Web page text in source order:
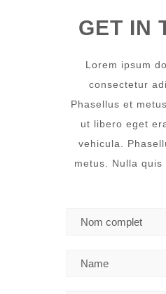
GET IN
Lorem ipsum
consectetur
Phasellus et
ut libero eget
vehicula.
metus. Nulla quis